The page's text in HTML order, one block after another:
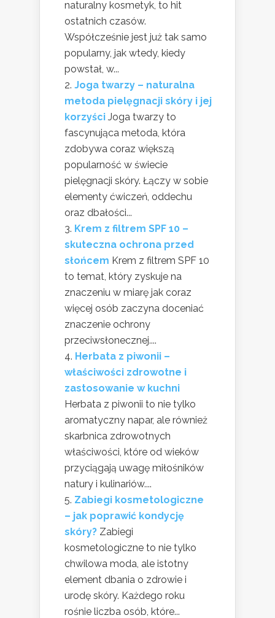
naturalny kosmetyk, to hit
ostatnich czasów.
Współcześnie jest już tak samo
popularny, jak wtedy, kiedy
powstał, w...
Joga twarzy – naturalna
metoda pielęgnacji skóry i jej
korzyści Joga twarzy to
fascynująca metoda, która
zdobywa coraz większą
popularność w świecie
pielęgnacji skóry. Łączy w sobie
elementy ćwiczeń, oddechu
oraz dbałości...
Krem z filtrem SPF 10 –
skuteczna ochrona przed
słońcem Krem z filtrem SPF 10
to temat, który zyskuje na
znaczeniu w miarę jak coraz
więcej osób zaczyna doceniać
znaczenie ochrony
przeciwsłonecznej....
Herbata z piwonii –
właściwości zdrowotne i
zastosowanie w kuchni
Herbata z piwonii to nie tylko
aromatyczny napar, ale również
skarbnica zdrowotnych
właściwości, które od wieków
przyciągają uwagę miłośników
natury i kulinariów....
Zabiegi kosmetologiczne
– jak poprawić kondycję
skóry? Zabiegi
kosmetologiczne to nie tylko
chwilowa moda, ale istotny
element dbania o zdrowie i
urodę skóry. Każdego roku
rośnie liczba osób, które...